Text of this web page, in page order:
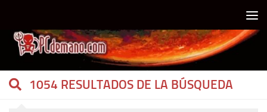
1054 RESULTADOS DE LA BÚSQUEDA